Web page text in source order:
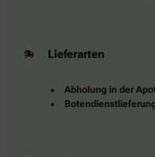
Lieferarten
Abholung in der